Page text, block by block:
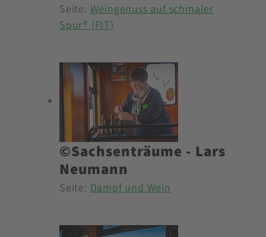
Seite: Weingenuss auf schmaler
Spur® (FIT)
©Sachsenträume - Lars
Neumann
Seite: Dampf und Wein